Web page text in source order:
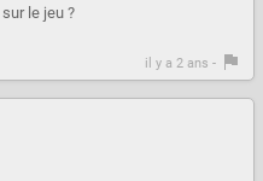
le jeu ?
il y a 2 ans -